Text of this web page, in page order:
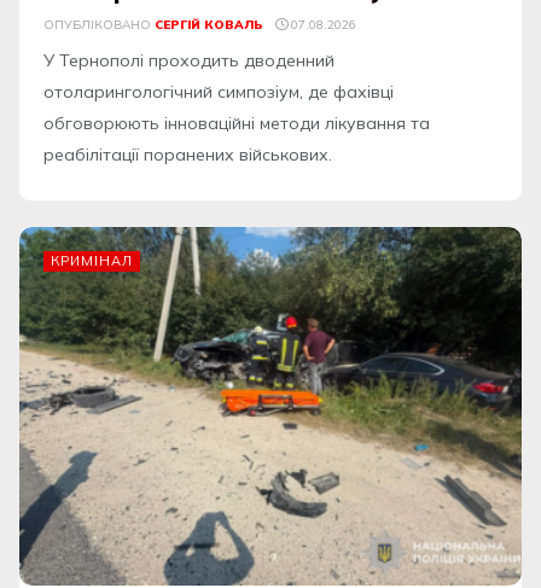
ОПУБЛІКОВАНО СЕРГІЙ КОВАЛЬ 07.08.2026
У Тернополі проходить дводенний
отоларингологічний симпозіум, де фахівці
обговорюють інноваційні методи лікування та
реабілітації поранених військових.
КРИМІНАЛ